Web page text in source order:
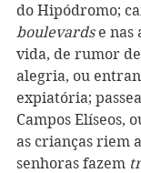
do Hipódromo;
boulevards e nas
vida, de rumor de
alegria, ou
expiatória;
Campos Elíseos,
as crianças riem
senhoras fazem